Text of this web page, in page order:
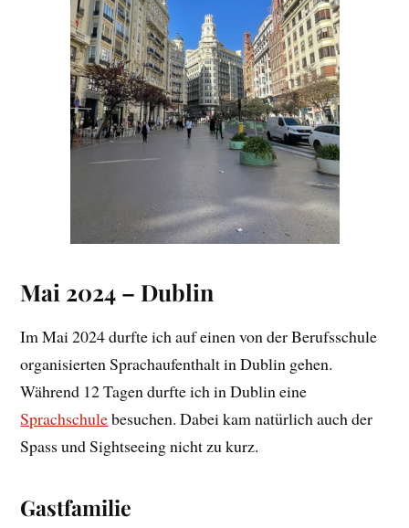
Mai 2024 – Dublin
Im Mai 2024 durfte ich auf einen von der Berufsschule
organisierten Sprachaufenthalt in Dublin gehen.
Während 12 Tagen durfte ich in Dublin eine
Sprachschulebesuchen. Dabei kam natürlich auch der
Spass und Sightseeing nicht zu kurz.
Gastfamilie